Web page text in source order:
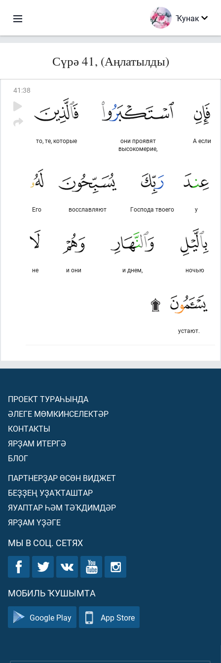
Ҡунак
Сүрә 41, (Аңлатылды)
41 :38
А если
они проявят
высокомерие,
то, те, которые
у
Господа твоего
восславляют
Его
ночью
и днем,
и они
не
устают.
ПРОЕКТ ТУРАҺЫНДА
ӘЛЕГЕ МӨМКИНСЕЛЕКТӘР
КОНТАКТЫ
ЯРҘАМ ИТЕРГӘ
БЛОГ
ПАРТНЕРҘАР ӨСӨН ВИДЖЕТ
БЕҘҘЕҢ УҘАҠТАШТАР
ЯУАПТАР ҺӘМ ТӘҠДИМДӘР
ЯРҘАМ ҮҘӘГЕ
МЫ В СОЦ. СЕТЯХ
МОБИЛЬ ҠУШЫМТА
Google Play App Store